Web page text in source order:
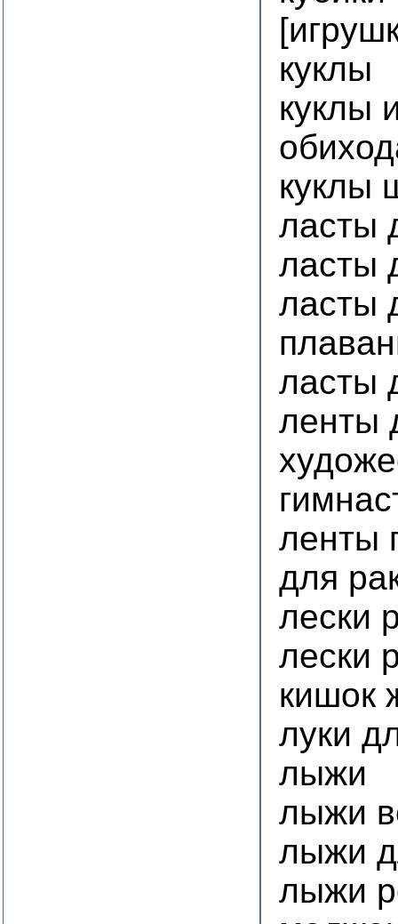
куклы
куклы
куклы
ласты
ласты
ласты
ласты
ленты
ленты
для
лески
лески
кишок
луки
лыжи
лыжи
лыжи
лыжи